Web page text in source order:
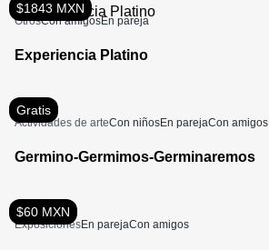
$1843 MXN
OtrosCon amigosEn pareja
Experiencia Platino
Gratis
Actividades de arteCon niñosEn parejaCon amigos
Germino-Germimos-Germinaremos
$60 MXN
ExposicionesEn parejaCon amigos